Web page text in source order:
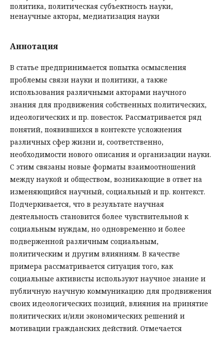
политика, политическая субъектность науки,
ненаучные акторы, медиатизация науки
Аннотация
В статье предпринимается попытка осмысления
проблемы связи науки и политики, а также
использования различными акторами научного
знания для продвижения собственных политических,
идеологических и пр. повесток. Рассматривается ряд
понятий, появившихся в контексте усложнения
различных сфер жизни и, соответственно,
необходимости нового описания и организации науки.
С этим связаны новые форматы взаимоотношений
между наукой и обществом, возникающие в ответ на
изменяющийся научный, социальный и пр. контекст.
Подчеркивается, что в результате научная
деятельность становится более чувствительной к
социальным нуждам, но одновременно и более
подверженной различным социальным,
политическим и другим влияниям. В качестве
примера рассматривается ситуация того, как
социальные активисты используют научное знание и
публичную научную коммуникацию для продвижения
своих идеологических позиций, влияния на принятие
политических и/или экономических решений и
мотивации гражданских действий. Отмечается